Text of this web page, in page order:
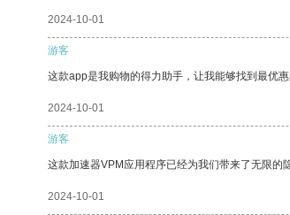
2024-10-01
游客
这款app是我购物的得力助手，让我能够找到最优惠
2024-10-01
游客
这款加速器VPM应用程序已经为我们带来了无限的
2024-10-01